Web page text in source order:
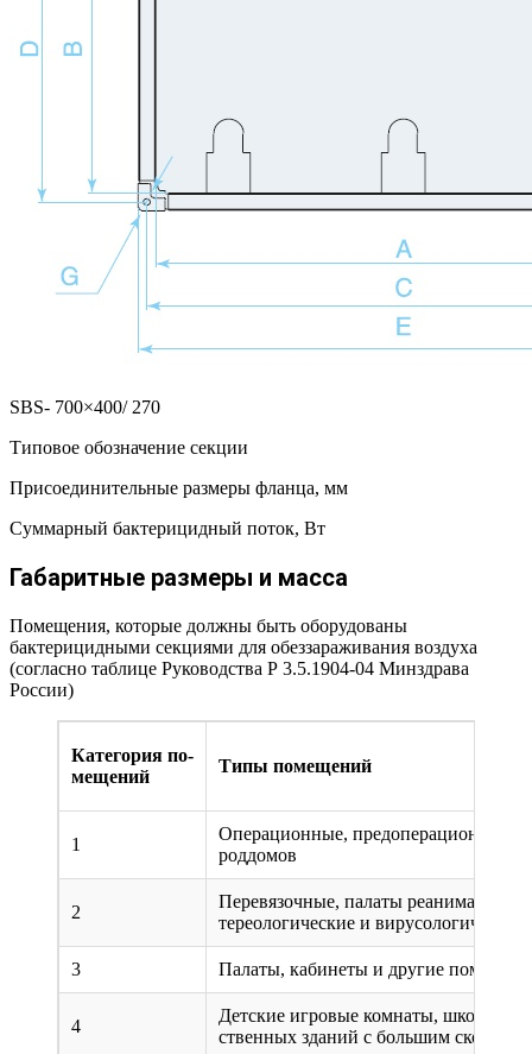
SBS- 700×400/ 270
Типовое обозначение секции
Присоединительные размеры фланца, мм
Суммарный бактерицидный поток, Вт
Габаритные размеры и масса
Помещения, которые должны быть оборудованы
бактерицидными секциями для обеззараживания воздуха
(согласно таблице Руководства Р 3.5.1904-04 Минздрава
России)
Категория по-
мещений
Типы помещений
1
Операционные, предоперационные,
роддомов
2
Перевязочные, палаты
тереологические и
3 Палаты, кабинеты и другие
4
Детские игровые комнаты,
ственных зданий с большим